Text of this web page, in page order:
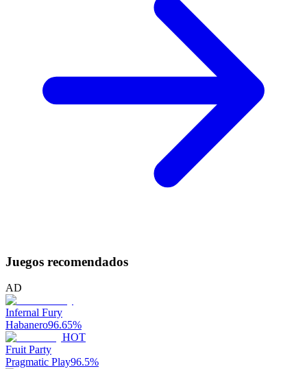
Juegos recomendados
AD
Infernal Fury
Habanero96.65%
HOT
Fruit Party
Pragmatic Play96.5%